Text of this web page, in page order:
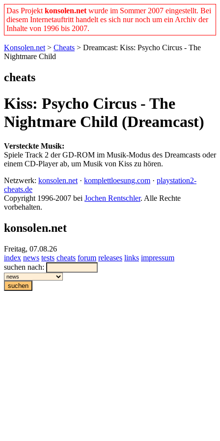
Das Projekt konsolen.net wurde im Sommer 2007 eingestellt. Bei
diesem Internetauftritt handelt es sich nur noch um ein Archiv der
Inhalte von 1996 bis 2007.
Konsolen.net > Cheats > Dreamcast: Kiss: Psycho Circus - The
Nightmare Child
cheats
Kiss: Psycho Circus - The
Nightmare Child (Dreamcast)
Versteckte Musik:
Spiele Track 2 der GD-ROM im Musik-Modus des Dreamcasts oder
einem CD-Player ab, um Musik von Kiss zu hören.
Netzwerk: konsolen.net · komplettloesung.com · playstation2-
cheats.de
Copyright 1996-2007 bei Jochen Rentschler. Alle Rechte
vorbehalten.
konsolen.net
Freitag, 07.08.26
index news tests cheats forum releases links impressum
suchen nach: